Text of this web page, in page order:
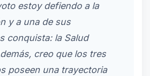
estoy defiendo a la
y a una de sus
conquista: la Salud
creo que los tres
poseen una trayectoria